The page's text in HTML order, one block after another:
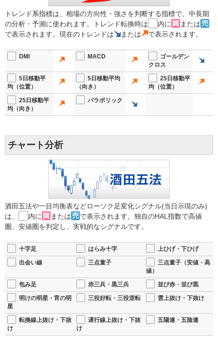
トレンド系指標は、相場の方向性・強さを判断する指標で、中長期
の分析・予測に使われます。トレンド転換時は
内に
または
で表示されます。現在のトレンドは
または で表示されます。
DMI MACD
ゴールデン
クロス
5日移動平
均（位置）
5日移動平均
（向き）
25日移動平
均（位置）
25日移動平
均（向き）
パラボリック
チャート分析
酒田五法や一目均衡表などローソク足変化シグナル(当日示現のみ)
は、
内に または
で表示されます。独自のHAL指数で高値
圏、安値圏を判定し、実戦的なシグナルです。
十字足 はらみ十字
上ひげ・下ひげ
出会い線
三点童子
三点童子（安値・高
値）
包み足
赤三兵・黒三兵
並び赤・並び黒
明けの明星・宵の明
星
三役好転・三役逆転 雲上抜け・下抜け
転換線上抜け・下抜
け
遅行線上抜け・下抜
け
五陽連・五陰連